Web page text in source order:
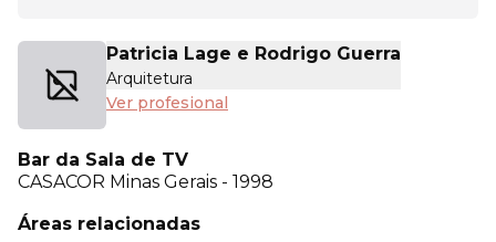
Patricia Lage e Rodrigo Guerra
Arquitetura
Ver profesional
Bar da Sala de TV
CASACOR Minas Gerais - 1998
Áreas relacionadas